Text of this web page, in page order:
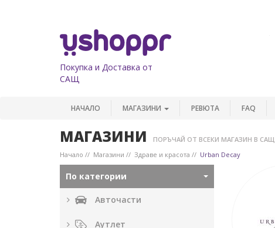
Покупка и Доставка от
САЩ
НАЧАЛО МАГАЗИНИ РЕВЮТА FAQ
МАГАЗИНИ
ПОРЪЧАЙ ОТ ВСЕКИ МАГАЗИН В САЩ
Начало
Магазини Здраве и красота Urban Decay
По категории
Авточасти
Аутлет